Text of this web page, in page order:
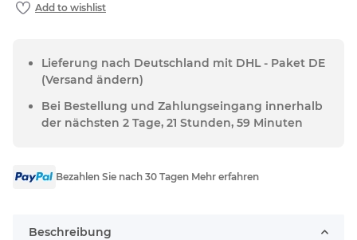
Lieferung nach Deutschland mit DHL - Paket DE
(Versand ändern)
Bei Bestellung und Zahlungseingang innerhalb
der nächsten 2 Tage, 21 Stunden, 59 Minuten
Bezahlen Sie nach 30 Tagen Mehr erfahren
Beschreibung